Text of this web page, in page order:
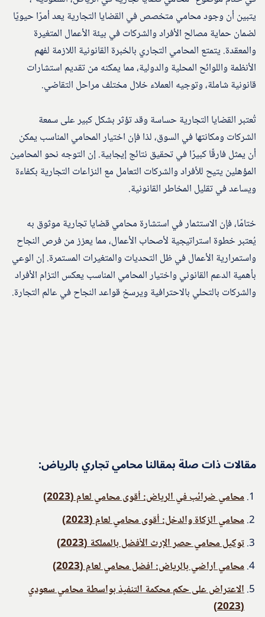
يتبين أن وجود محامي متخصص في القضايا التجارية يعد أمرًا حيويًا
لضمان حماية مصالح الأفراد والشركات في بيئة الأعمال المتغيرة
والمعقدة. يتمتع المحامي التجاري بالخبرة القانونية اللازمة لفهم
الأنظمة واللوائح المحلية والدولية، مما يمكنه من تقديم استشارات
قانونية شاملة، وتوجيه العملاء خلال مختلف مراحل التقاضي.
تُعتبر القضايا التجارية حساسة وقد تؤثر بشكل كبير على سمعة
الشركات ومكانتها في السوق، لذا فإن اختيار المحامي المناسب يمكن
أن يمثل فارقًا كبيرًا في تحقيق نتائج إيجابية. إن التوجه نحو المحامين
المؤهلين يتيح للأفراد والشركات التعامل مع النزاعات التجارية بكفاءة
ويساعد في تقليل المخاطر القانونية.
ختامًا، فإن الاستثمار في استشارة محامي قضايا تجارية موثوق به
يُعتبر خطوة استراتيجية لأصحاب الأعمال، مما يعزز من فرص النجاح
واستمرارية الأعمال في ظل التحديات والمتغيرات المستمرة. إن الوعي
بأهمية الدعم القانوني واختيار المحامي المناسب يعكس التزام الأفراد
والشركات بالتحلي بالاحترافية ويرسخ قواعد النجاح في عالم التجارة.
مقالات ذات صلة بمقالنا محامي تجاري بالرياض:
محامي ضرائب في الرياض: أقوى محامي لعام (2023)
محامي الزكاة والدخل: أقوى محامي لعام (2023)
توكيل محامي حصر الإرث الأفضل بالمملكة (2023)
محامي اراضي بالرياض: افضل محامي لعام (2023)
الاعتراض على حكم محكمة التنفيذ بواسطة محامي سعودي
(2023)